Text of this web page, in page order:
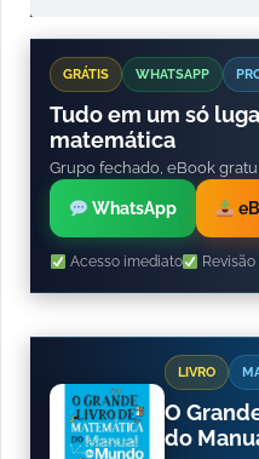
GRÁTIS WHATSAPP
Tudo em um só
matemática
Grupo fechado, eBook
WhatsApp
Acesso imediato
LIVRO
O
do